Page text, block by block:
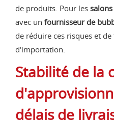
de produits. Pour les
avec un fournisseur de
de réduire ces risques et
d'importation.
Stabilité de la
délais de